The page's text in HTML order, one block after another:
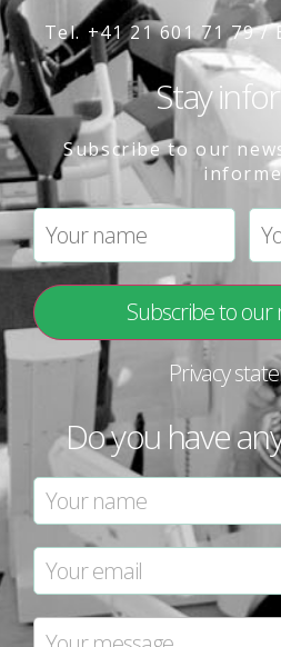
Tel. +41 21 601 71 79 /
Stay
Subscribe to our
Privacy
Do you have